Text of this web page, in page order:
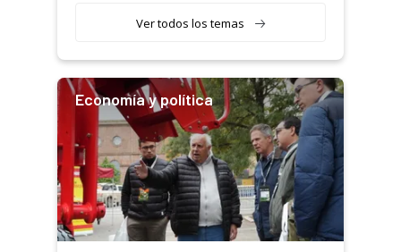
Ver todos los temas
Economía y política